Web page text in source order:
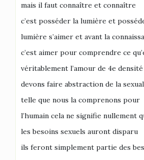
mais il faut connaître et connaître
c’est posséder la lumière et
lumière s’aimer et avant la
c’est aimer pour comprendre ce
véritablement l’amour de 4e
devons faire abstraction de la
telle que nous la comprenons pour
l’humain cela ne signifie nullement
les besoins sexuels auront disparu
ils feront simplement partie des